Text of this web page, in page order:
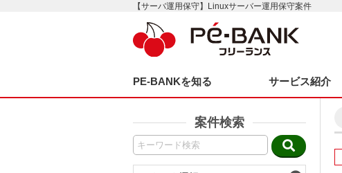
【サーバ運用保守】Linuxサーバー運用保守案件
PE-BANKを知る サービス紹介
案件検索